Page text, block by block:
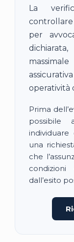
La
controllare
per
operatività
Prima
possibile
una
che
dall’esito